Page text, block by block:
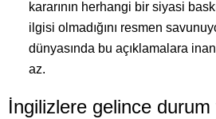
kararının herhangi bir siyasi
ilgisi olmadığını resmen
dünyasında bu açıklamalara
az.
İngilizlere gelince durum